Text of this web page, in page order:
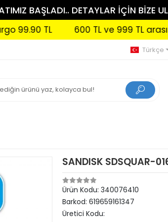
BAŞLADI.. DETAYLAR İÇİN BİZE
TL 600 TL ve 999 TL arası
Türkçe
SANDISK SDSQUAR-
Ürün Kodu: 340076410
Barkod: 619659161347
Üretici Kodu: